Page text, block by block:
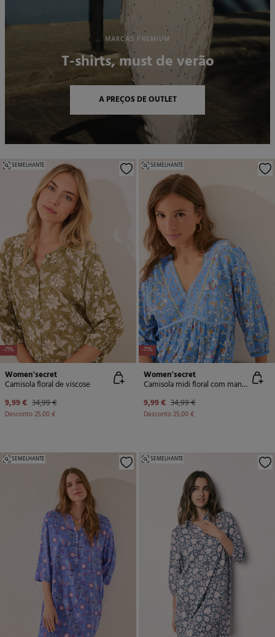
MARCAS PREMIUM
T-shirts, must de verão
A PREÇOS DE OUTLET
-71%
SEMELHANTE
Women'secret
Camisola floral de viscose
9,99 € 34,99 €
Desconto25,00 €
-71%
SEMELHANTE
Women'secret
Camisola midi floral com manga bufantes
9,99 € 34,99 €
Desconto25,00 €
SEMELHANTE SEMELHANTE